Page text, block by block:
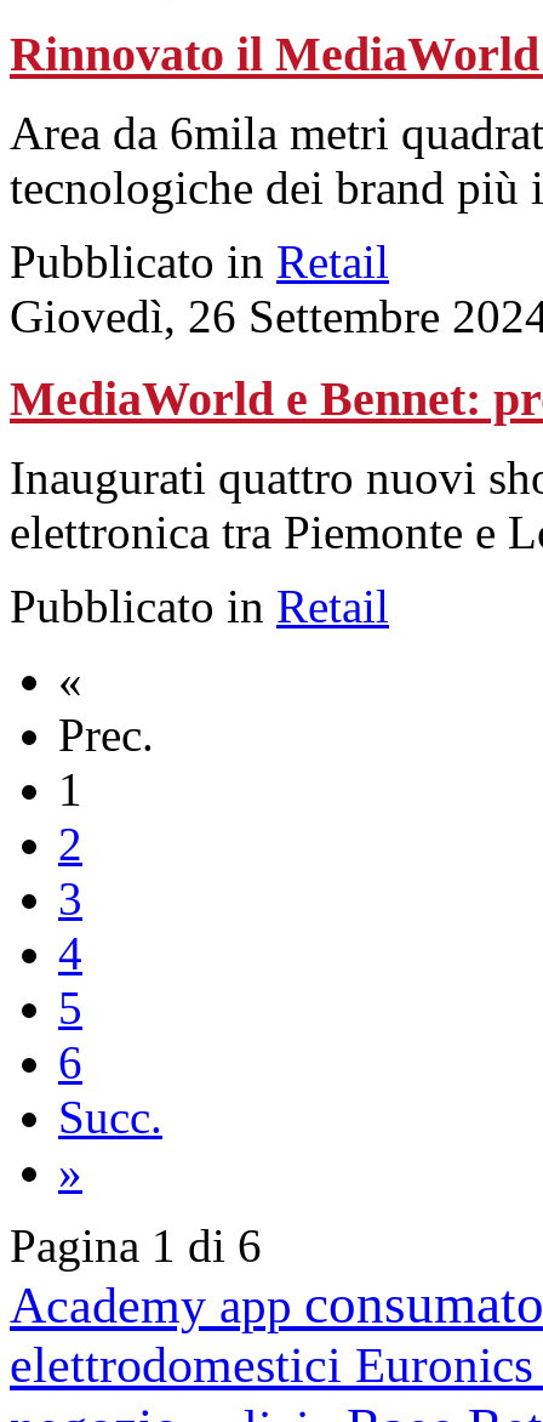
Rinnovato il
Area da 6mila metri
tecnologiche dei brand più
Pubblicato in Retail
Giovedì, 26 Settembre
MediaWorld e Bennet:
Inaugurati quattro nuovi
elettronica tra Piemonte e
Pubblicato in Retail
«
Prec.
1
2
3
4
5
6
Succ.
»
Pagina 1 di 6
Academy app
elettrodomestici